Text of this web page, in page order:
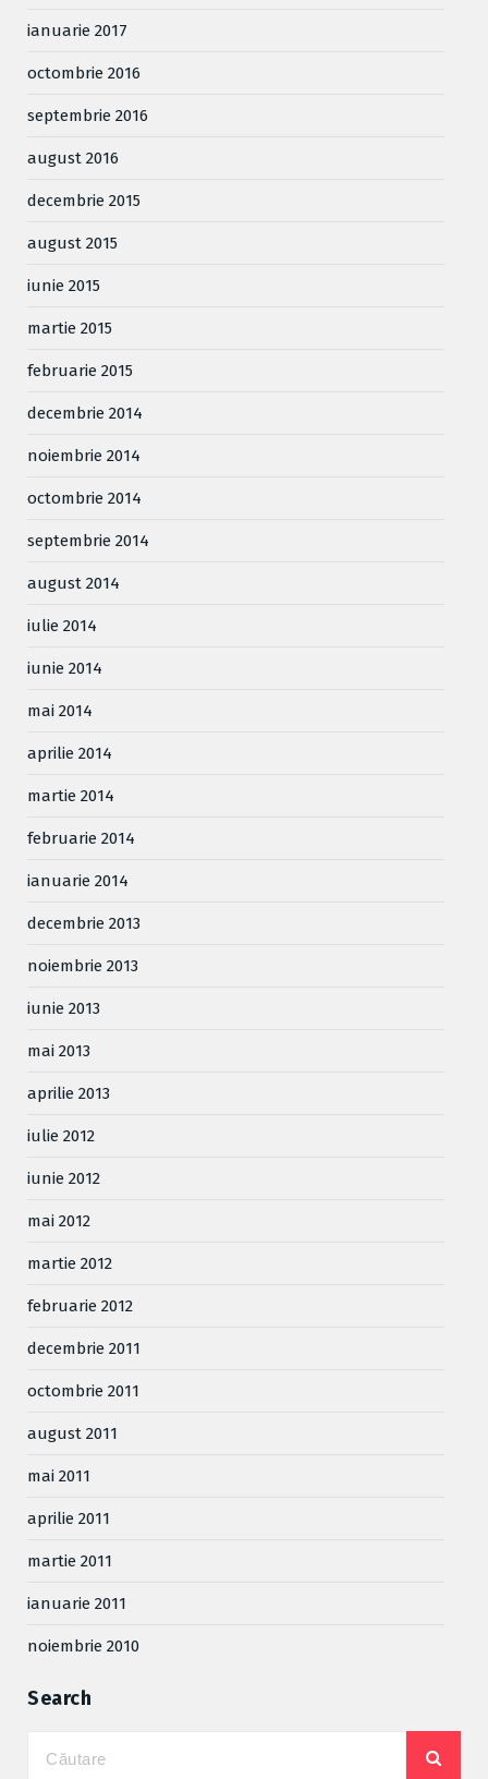
ianuarie 2017
octombrie 2016
septembrie 2016
august 2016
decembrie 2015
august 2015
iunie 2015
martie 2015
februarie 2015
decembrie 2014
noiembrie 2014
octombrie 2014
septembrie 2014
august 2014
iulie 2014
iunie 2014
mai 2014
aprilie 2014
martie 2014
februarie 2014
ianuarie 2014
decembrie 2013
noiembrie 2013
iunie 2013
mai 2013
aprilie 2013
iulie 2012
iunie 2012
mai 2012
martie 2012
februarie 2012
decembrie 2011
octombrie 2011
august 2011
mai 2011
aprilie 2011
martie 2011
ianuarie 2011
noiembrie 2010
Search